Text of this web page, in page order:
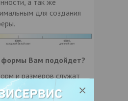
а так же
для создания
формы Вам подойдет?
и размеров служат
На выбор формы
в котором она будет